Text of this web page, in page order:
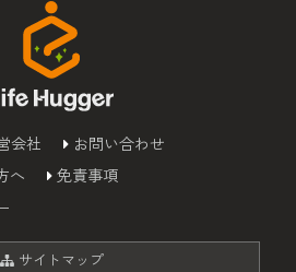
会社
お問い合わせ
へ
免責事項
サイトマップ